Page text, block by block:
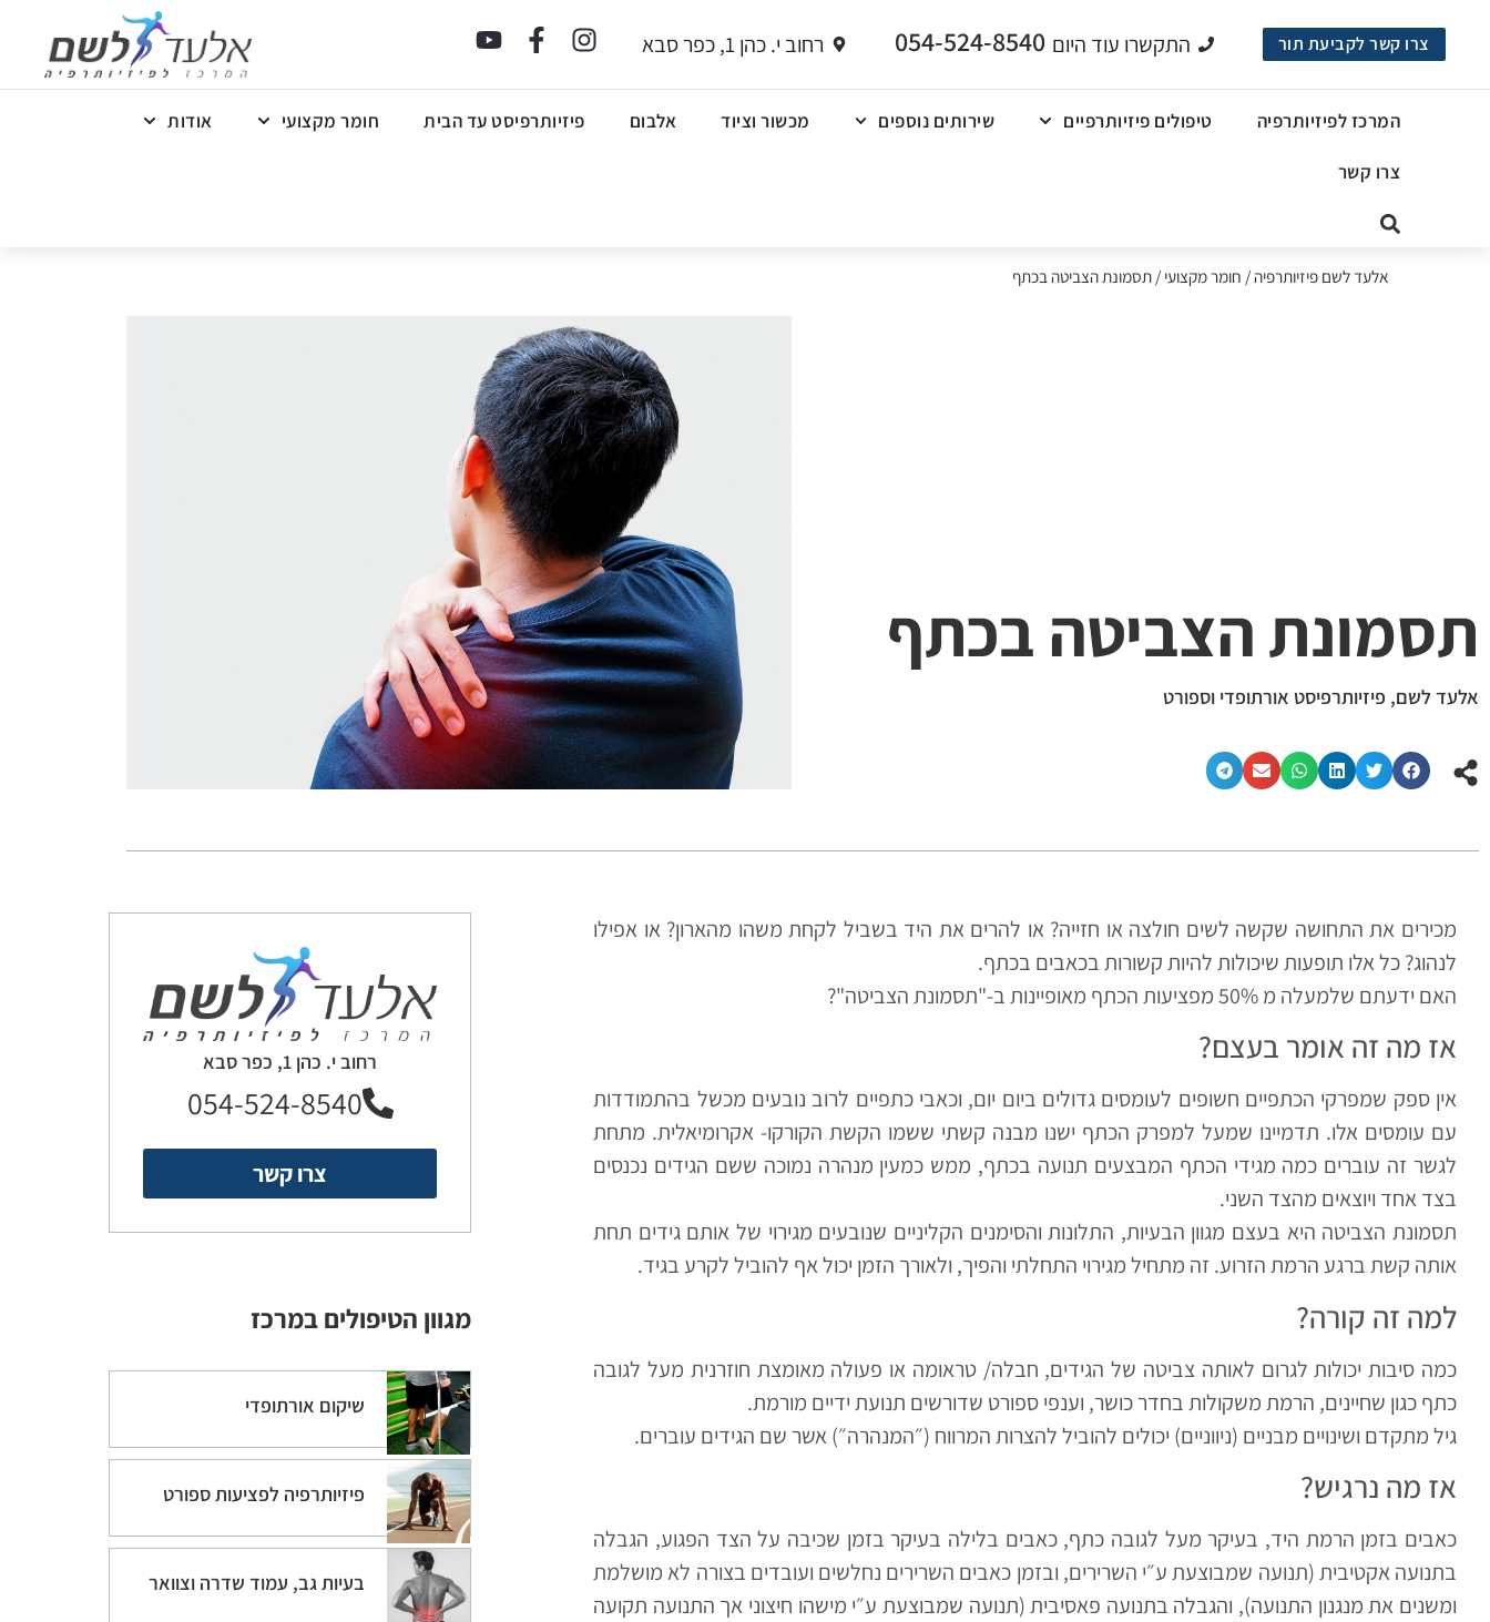
צרו קשר לקביעת תור התקשרו עוד היום 054-524-8540 רחוב י. כהן 1, כפר סבא
המרכז לפיזיותרפיה טיפולים פיזיותרפיים שירותים נוספים מכשור וציוד אלבום פיזיותרפיסט עד הבית חומר מקצועי אודות
צרו קשר
אלעד לשם פיזיותרפיה / חומר מקצועי / תסמונת הצביטה בכתף
תסמונת הצביטה בכתף
אלעד לשם, פיזיותרפיסט אורתופדי וספורט
מכירים את התחושה שקשה לשים חולצה או חזייה? או להרים את היד בשביל לקחת משהו מהארון? או אפילו
לנהוג? כל אלו תופעות שיכולות להיות קשורות בכאבים בכתף.
האם ידעתם שלמעלה מ 50% מפציעות הכתף מאופיינות ב-"תסמונת הצביטה"?
אז מה זה אומר בעצם?
אין ספק שמפרקי הכתפיים חשופים לעומסים גדולים ביום יום, וכאבי כתפיים לרוב נובעים מכשל בהתמודדות
עם עומסים אלו. תדמיינו שמעל למפרק הכתף ישנו מבנה קשתי ששמו הקשת הקורקו- אקרומיאלית. מתחת
לגשר זה עוברים כמה מגידי הכתף המבצעים תנועה בכתף, ממש כמעין מנהרה נמוכה ששם הגידים נכנסים
בצד אחד ויוצאים מהצד השני.
תסמונת הצביטה היא בעצם מגוון הבעיות, התלונות והסימנים הקליניים שנובעים מגירוי של אותם גידים תחת
אותה קשת ברגע הרמת הזרוע. זה מתחיל מגירוי התחלתי והפיך, ולאורך הזמן יכול אף להוביל לקרע בגיד.
למה זה קורה?
כמה סיבות יכולות לגרום לאותה צביטה של הגידים, חבלה/ טראומה או פעולה מאומצת חוזרנית מעל לגובה
כתף כגון שחיינים, הרמת משקולות בחדר כושר, וענפי ספורט שדורשים תנועת ידיים מורמת.
גיל מתקדם ושינויים מבניים (ניווניים) יכולים להוביל להצרות המרווח (״המנהרה״) אשר שם הגידים עוברים.
אז מה נרגיש?
כאבים בזמן הרמת היד, בעיקר מעל לגובה כתף, כאבים בלילה בעיקר בזמן שכיבה על הצד הפגוע, הגבלה
בתנועה אקטיבית (תנועה שמבוצעת ע״י השרירים, ובזמן כאבים השרירים נחלשים ועובדים בצורה לא מושלמת
ומשנים את מנגנון התנועה), והגבלה בתנועה פאסיבית (תנועה שמבוצעת ע״י מישהו חיצוני אך התנועה תקועה
רחוב י. כהן 1, כפר סבא
054-524-8540
צרו קשר
מגוון הטיפולים במרכז
שיקום אורתופדי
פיזיותרפיה לפציעות ספורט
בעיות גב, עמוד שדרה וצוואר